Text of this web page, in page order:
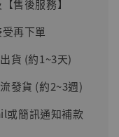
售後服務】
再下單
貨 (約1~3天)
發貨 (約2~3週)
或簡訊通知補款